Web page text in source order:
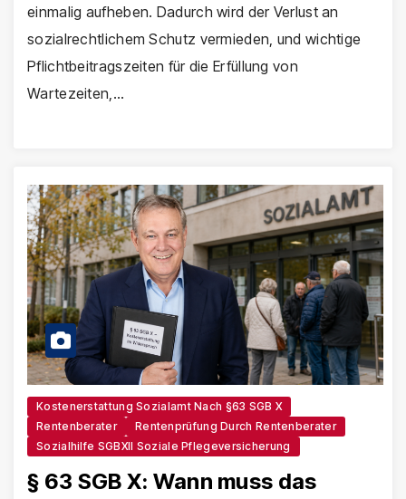
einmalig aufheben. Dadurch wird der Verlust an
sozialrechtlichem Schutz vermieden, und wichtige
Pflichtbeitragszeiten für die Erfüllung von
Wartezeiten,…
Kostenerstattung Sozialamt Nach §63 SGB X
Rentenberater
Rentenprüfung Durch Rentenberater
Sozialhilfe SGBXII Soziale Pflegeversicherung
§ 63 SGB X: Wann muss das